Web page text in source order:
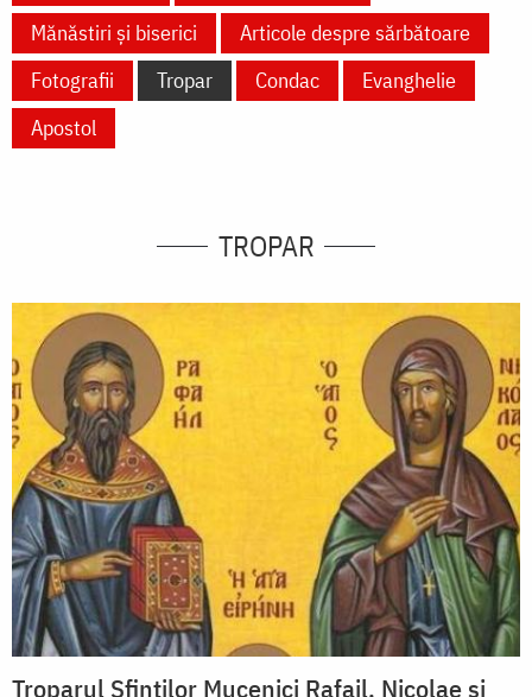
Mănăstiri și biserici
Articole despre sărbătoare
Fotografii
Tropar Condac
Evanghelie
Apostol
TROPAR
Troparul Sfinților Mucenici Rafail, Nicolae și